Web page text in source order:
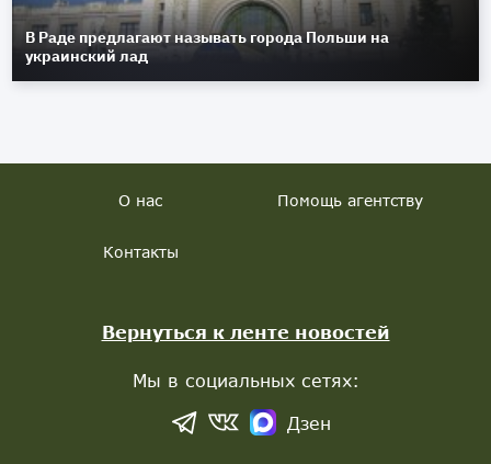
В Раде предлагают называть города Польши на
украинский лад
О нас Помощь агентству
Контакты
Вернуться к ленте новостей
Мы в социальных сетях:
Дзен